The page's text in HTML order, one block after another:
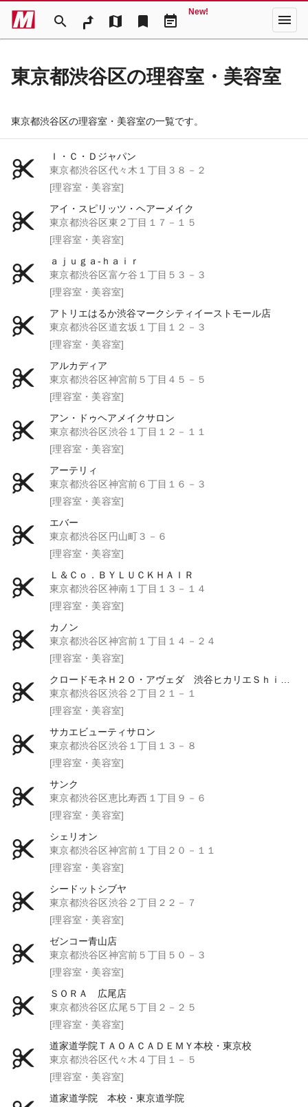
search map bookmark event_note
New! menu
東京都渋谷区の理容室・美容室
東京都渋谷区の理容室・美容室の一覧です。
Ｉ・Ｃ・Ｄジャパン
東京都渋谷区代々木１丁目３８－２
[理容室・美容室]
アイ・スピリッツ・ヘアーメイク
東京都渋谷区東２丁目１７－１５
[理容室・美容室]
ａｊｕｇａ‐ｈａｉｒ
東京都渋谷区富ケ谷１丁目５３－３
[理容室・美容室]
アトリエはるか渋谷マークシティイーストモール店
東京都渋谷区道玄坂１丁目１２－３
[理容室・美容室]
アルカディア
東京都渋谷区神宮前５丁目４５－５
[理容室・美容室]
アン・ドゥヘアメイクサロン
東京都渋谷区渋谷１丁目１２－１１
[理容室・美容室]
アーテリィ
東京都渋谷区神宮前６丁目１６－３
[理容室・美容室]
エバー
東京都渋谷区円山町３－６
[理容室・美容室]
Ｌ＆Ｃｏ．ＢＹＬＵＣＫＨＡＩＲ
東京都渋谷区神南１丁目１３－１４
[理容室・美容室]
カノン
東京都渋谷区神宮前１丁目１４－２４
[理容室・美容室]
クロードモネＨ２Ｏ・アヴェダ 渋谷ヒカリエＳｈｉｎＱｓ店
東京都渋谷区渋谷２丁目２１－１
[理容室・美容室]
サカエビューティサロン
東京都渋谷区渋谷１丁目１３－８
[理容室・美容室]
サンク
東京都渋谷区恵比寿西１丁目９－６
[理容室・美容室]
シェリオン
東京都渋谷区神宮前１丁目２０－１１
[理容室・美容室]
シードットシブヤ
東京都渋谷区渋谷２丁目２２－７
[理容室・美容室]
ゼンコー青山店
東京都渋谷区神宮前５丁目５０－３
[理容室・美容室]
ＳＯＲＡ 広尾店
東京都渋谷区広尾５丁目２－２５
[理容室・美容室]
道家道学院ＴＡＯＡＣＡＤＥＭＹ本校・東京校
東京都渋谷区代々木４丁目１－５
[理容室・美容室]
道家道学院 本校・東京道学院